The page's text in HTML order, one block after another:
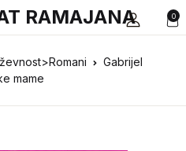
0
RAMAJANA
Gabrijel
mame